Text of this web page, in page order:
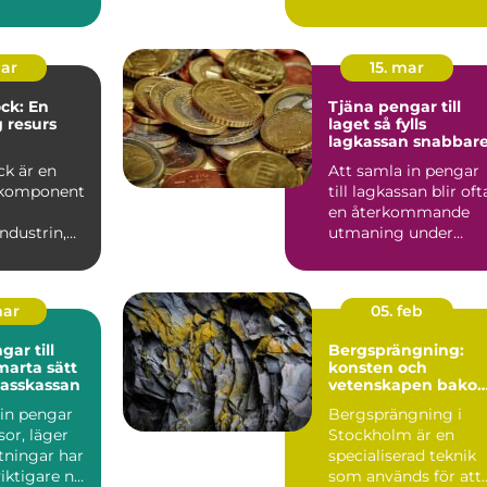
En
resurs
är en
15. mar
Tjäna pengar till
laget så fylls
lagkassan
Att samla in pengar
till lagkassan blir
en återkommande
utmaning under
Cupavgifter, t...
till
pengar
läger
har
när
05. feb
Bergsprängning:
konsten och
vetenskapen
Bergsprängning i
Stockholm är en
specialiserad teknik
som används för att